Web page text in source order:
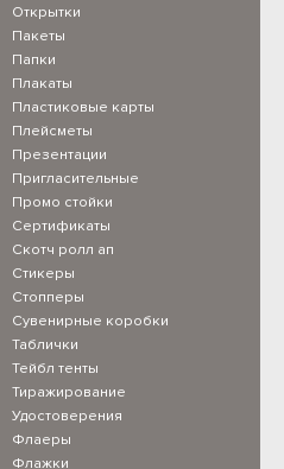
Открытки
Пакеты
Папки
Плакаты
Пластиковые карты
Плейсметы
Презентации
Пригласительные
Промо стойки
Сертификаты
Скотч ролл ап
Стикеры
Стопперы
Сувенирные коробки
Таблички
Тейбл тенты
Тиражирование
Удостоверения
Флаеры
Флажки